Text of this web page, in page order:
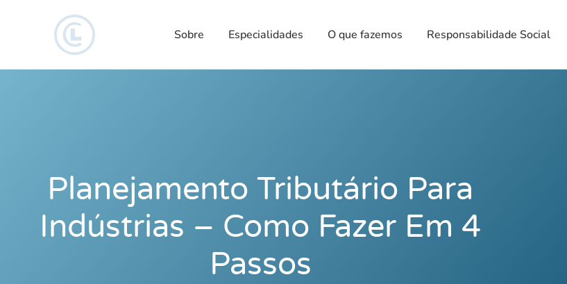
Sobre Especialidades O que fazemos Responsabilidade Social
Planejamento Tributário Para
Indústrias – Como Fazer Em 4
Passos